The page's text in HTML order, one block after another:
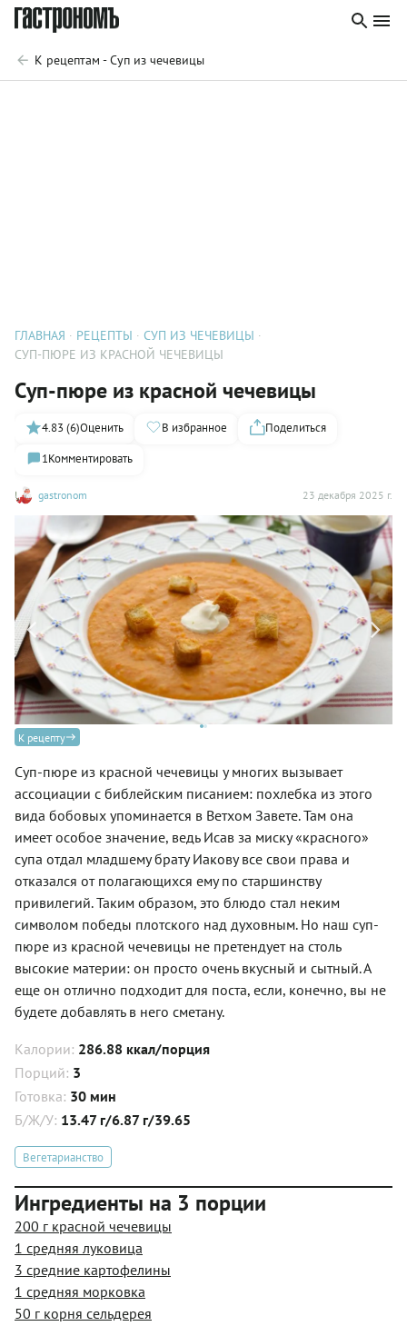
К рецептам - Суп из чечевицы
ГЛАВНАЯ РЕЦЕПТЫ
СУП ИЗ ЧЕЧЕВИЦЫ
CУП-ПЮРЕ ИЗ КРАСНОЙ ЧЕЧЕВИЦЫ
Cуп-пюре из красной чечевицы
gastronom 23 декабря 2025 г.
4.83 (6)Оценить В избранное
Поделиться
1Комментировать
К рецепту
Суп-пюре из красной чечевицы у многих вызывает
ассоциации с библейским писанием: похлебка из этого
вида бобовых упоминается в Ветхом Завете. Там она
имеет особое значение, ведь Исав за миску «красного»
супа отдал младшему брату Иакову все свои права и
отказался от полагающихся ему по старшинству
привилегий. Таким образом, это блюдо стал неким
символом победы плотского над духовным. Но наш суп-
пюре из красной чечевицы не претендует на столь
высокие материи: он просто очень вкусный и сытный. А
еще он отлично подходит для поста, если, конечно, вы не
будете добавлять в него сметану.
Калории: 286.88 ккал/порция
Порций: 3
Готовка: 30 мин
Б/Ж/У: 13.47 г/6.87 г/39.65
Вегетарианство
Ингредиенты на 3 порции
200 г красной чечевицы
1 средняя луковица
3 средние картофелины
1 средняя морковка
50 г корня сельдерея